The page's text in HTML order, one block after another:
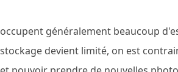
généralement beaucoup
devient limité, on est